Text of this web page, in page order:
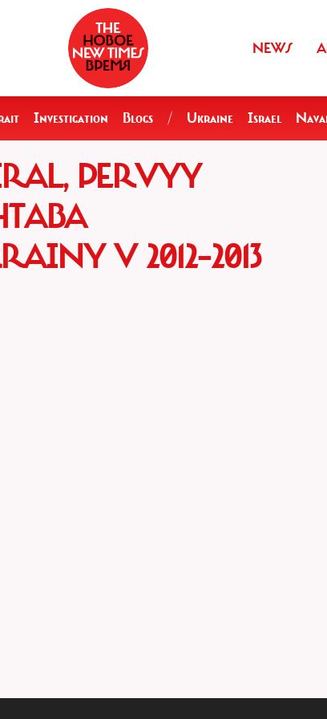
NEWS
Investigation Blogs / Ukraine Israel
PERVYY
V 2012–2013